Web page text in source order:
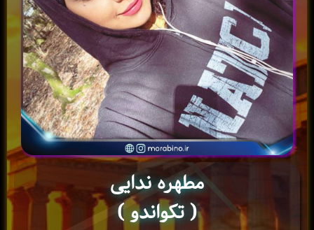
مطهره ندایی
( تکواندو )